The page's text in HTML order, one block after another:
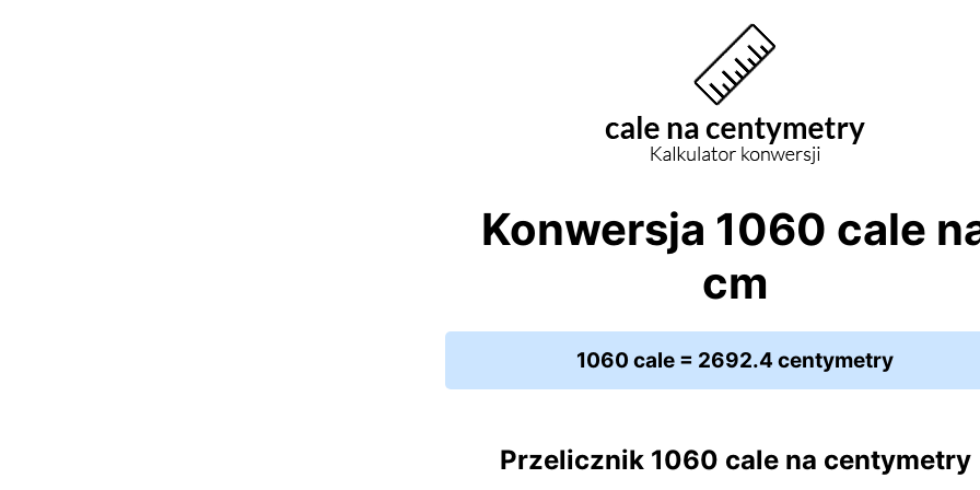
Konwersja 1060 cale
cm
1060 cale = 2692.4 centymetry
Przelicznik 1060 cale na centymetry